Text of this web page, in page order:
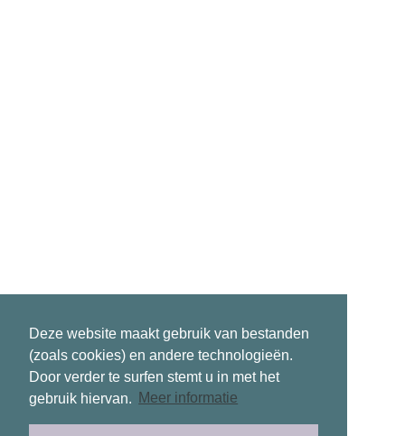
Deze website maakt gebruik van bestanden
(zoals cookies) en andere technologieën.
Door verder te surfen stemt u in met het
gebruik hiervan.
Meer informatie